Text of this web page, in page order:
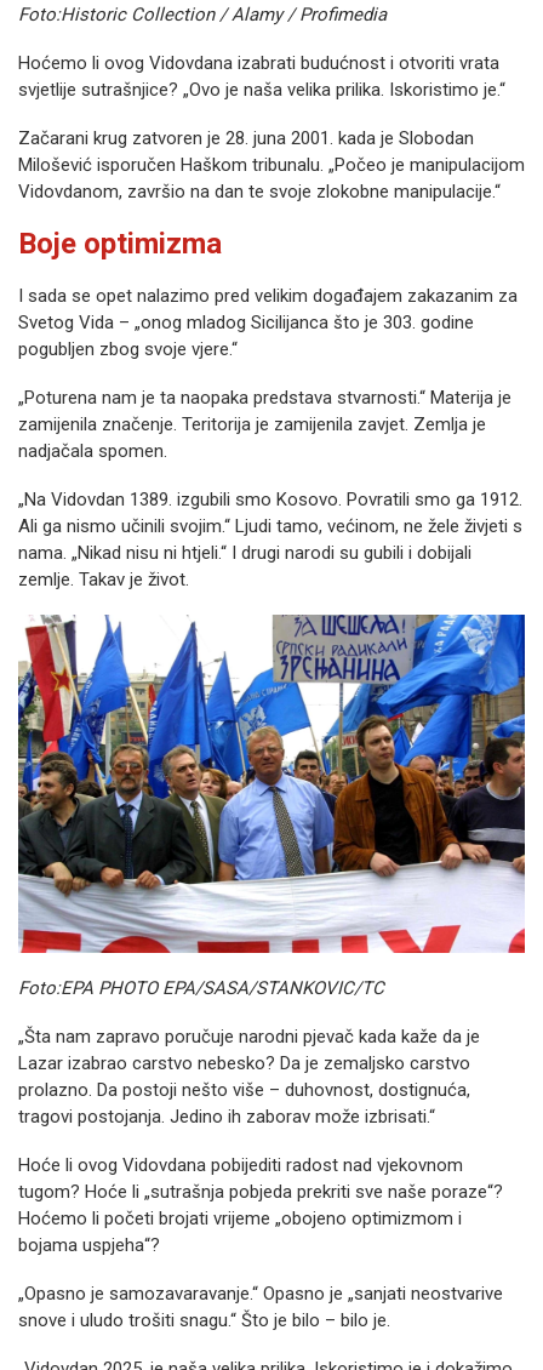
Foto:Historic Collection / Alamy / Profimedia
Hoćemo li ovog Vidovdana izabrati budućnost i otvoriti vrata
svjetlije sutrašnjice? „Ovo je naša velika prilika. Iskoristimo je.“
Začarani krug zatvoren je 28. juna 2001. kada je Slobodan
Milošević isporučen Haškom tribunalu. „Počeo je manipulacijom
Vidovdanom, završio na dan te svoje zlokobne manipulacije.“
Boje optimizma
I sada se opet nalazimo pred velikim događajem zakazanim za
Svetog Vida – „onog mladog Sicilijanca što je 303. godine
pogubljen zbog svoje vjere.“
„Poturena nam je ta naopaka predstava stvarnosti.“ Materija je
zamijenila značenje. Teritorija je zamijenila zavjet. Zemlja je
nadjačala spomen.
„Na Vidovdan 1389. izgubili smo Kosovo. Povratili smo ga 1912.
Ali ga nismo učinili svojim.“ Ljudi tamo, većinom, ne žele živjeti s
nama. „Nikad nisu ni htjeli.“ I drugi narodi su gubili i dobijali
zemlje. Takav je život.
Foto:EPA PHOTO EPA/SASA/STANKOVIC/TC
„Šta nam zapravo poručuje narodni pjevač kada kaže da je
Lazar izabrao carstvo nebesko? Da je zemaljsko carstvo
prolazno. Da postoji nešto više – duhovnost, dostignuća,
tragovi postojanja. Jedino ih zaborav može izbrisati.“
Hoće li ovog Vidovdana pobijediti radost nad vjekovnom
tugom? Hoće li „sutrašnja pobjeda prekriti sve naše poraze“?
Hoćemo li početi brojati vrijeme „obojeno optimizmom i
bojama uspjeha“?
„Opasno je samozavaravanje.“ Opasno je „sanjati neostvarive
snove i uludo trošiti snagu.“ Što je bilo – bilo je.